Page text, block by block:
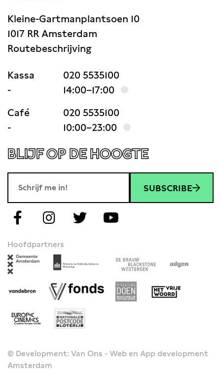
Kleine-Gartmanplantsoen 10
1017 RR Amsterdam
Routebeschrijving
Kassa
020 5535100
-
14:00–17:00
Café
020 5535100
-
10:00–23:00
BLIJF OP DE HOOGTE
SUBSCRIBE
Hoofdpartners
© Development: Van Ons - Web en App development
Amsterdam